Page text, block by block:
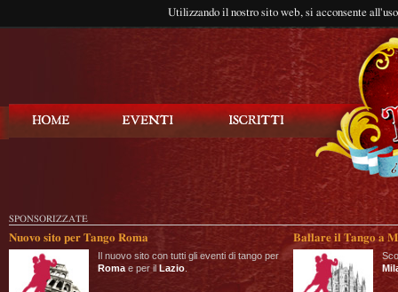
Utilizzando il nostro sito web, si acconsente
SPONSORIZZATE
Nuovo sito per Tango Roma
Il nuovo sito con tutti gli eventi di tango per
Roma e per il Lazio
Ballare il Tango a